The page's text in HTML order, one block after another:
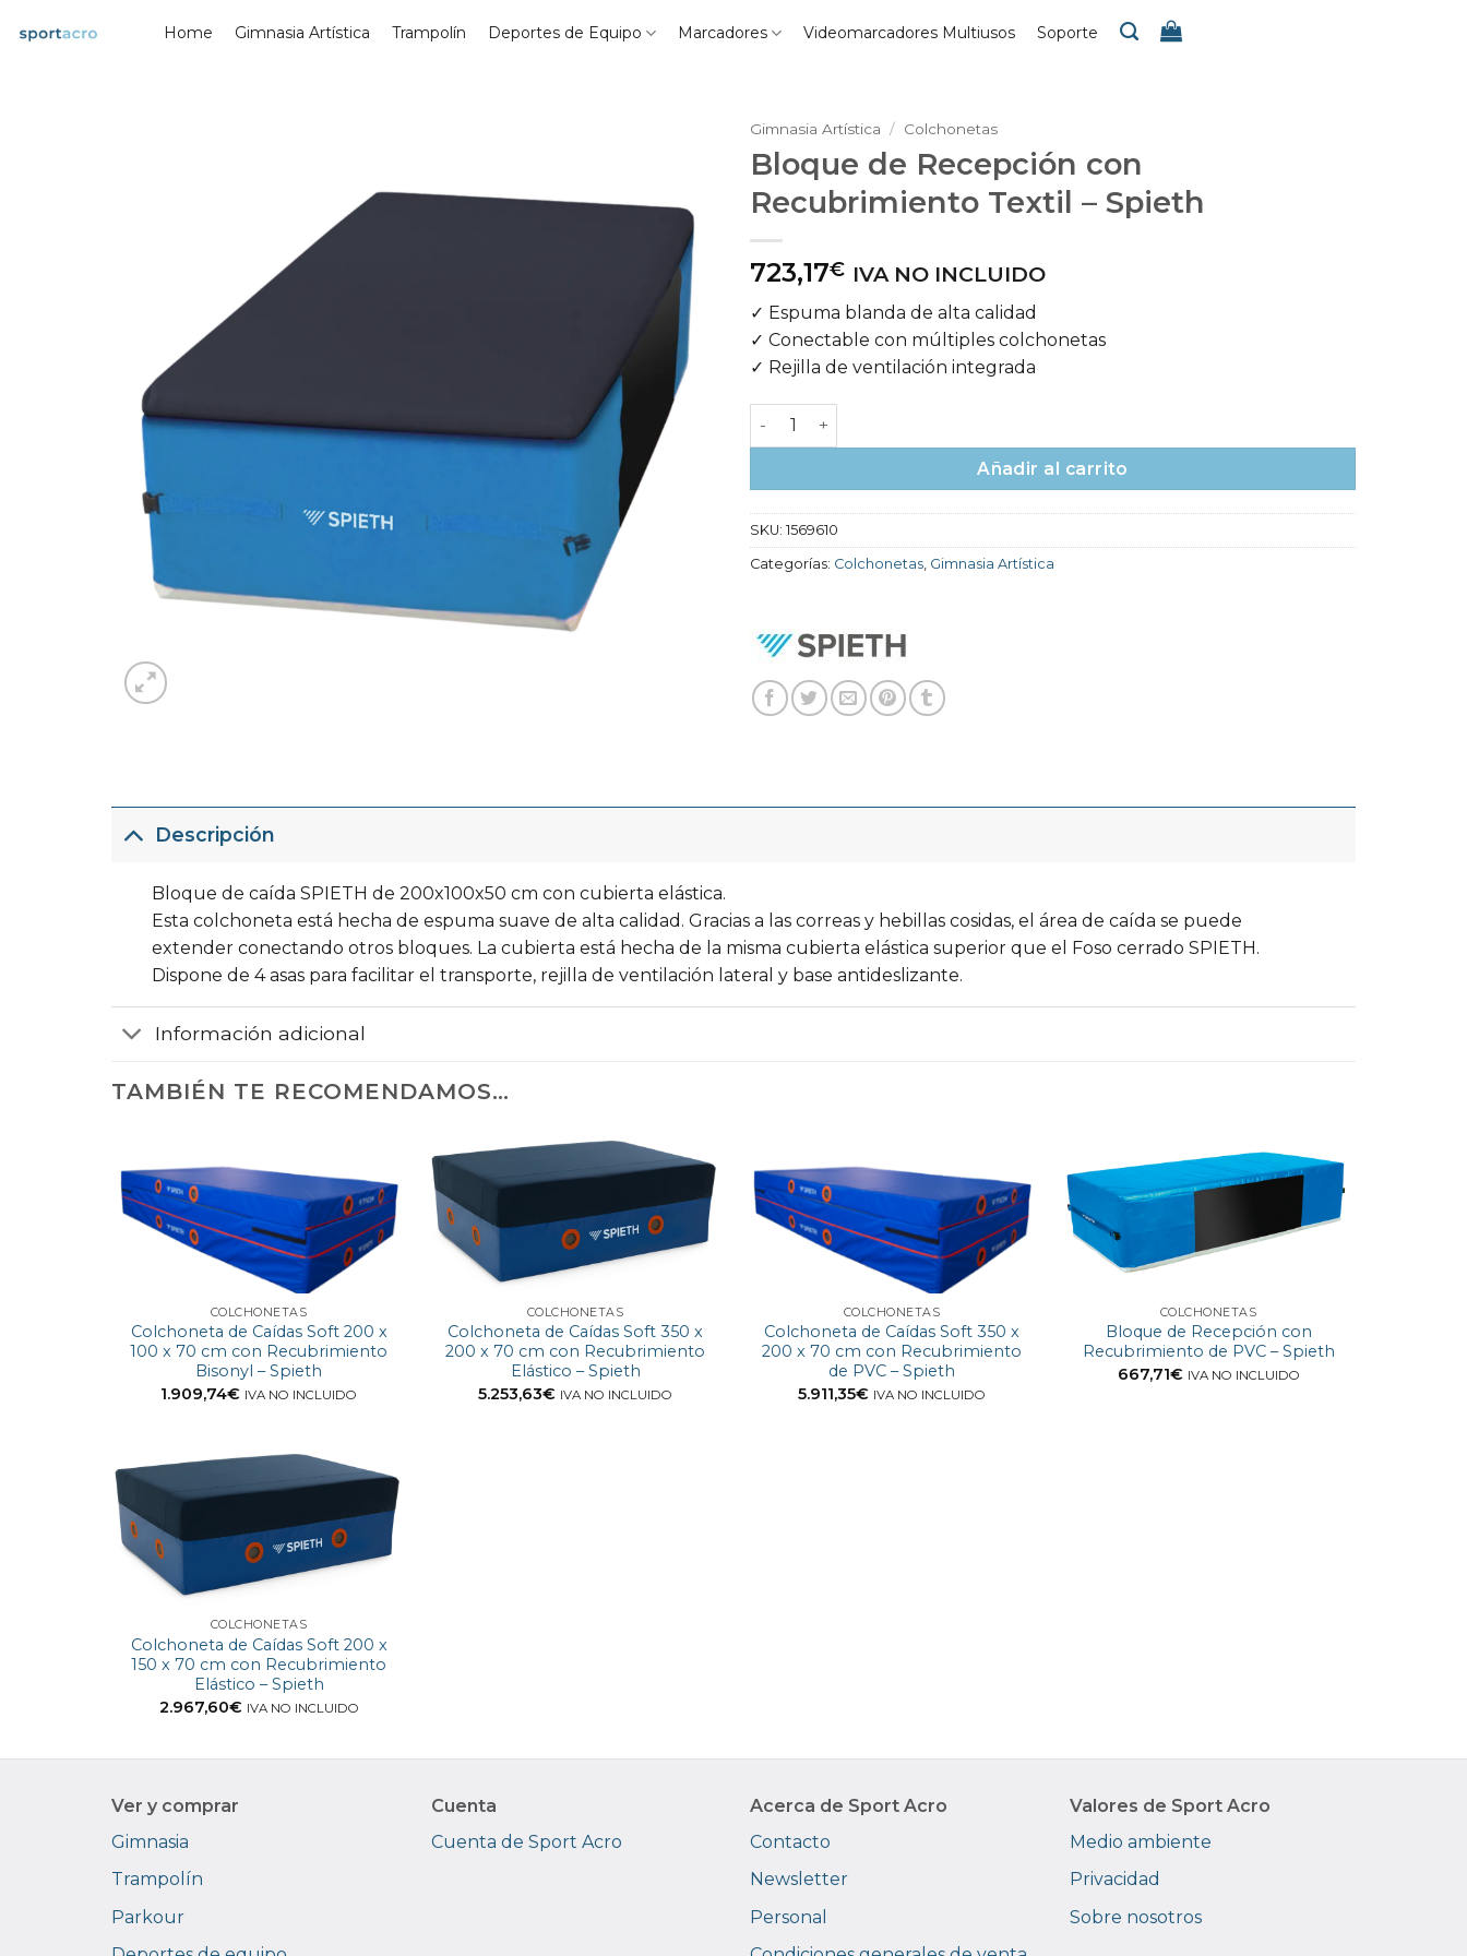
Home Gimnasia Artística Trampolín Deportes de Equipo Marcadores Videomarcadores Multiusos Soporte
Gimnasia Artística / Colchonetas
Bloque de Recepción con
Recubrimiento Textil – Spieth
723,17€ IVA NO INCLUIDO
✓ Espuma blanda de alta calidad
✓ Conectable con múltiples colchonetas
✓ Rejilla de ventilación integrada
Bloque de Recepción con Recubrimiento Textil – Spieth cantidad
Añadir al carrito
SKU: 1569610
Categorías: Colchonetas Gimnasia Artística
Descripción
Bloque de caída SPIETH de 200x100x50 cm con cubierta elástica.
Esta colchoneta está hecha de espuma suave de alta calidad. Gracias a las correas y hebillas cosidas, el área de caída se puede
extender conectando otros bloques. La cubierta está hecha de la misma cubierta elástica superior que el Foso cerrado SPIETH.
Dispone de 4 asas para facilitar el transporte, rejilla de ventilación lateral y base antideslizante.
Información adicional
TAMBIÉN TE RECOMENDAMOS…
COLCHONETAS
Colchoneta de Caídas Soft 200 x
100 x 70 cm con Recubrimiento
Bisonyl – Spieth
1.909,74€ IVA NO INCLUIDO
COLCHONETAS
Colchoneta de Caídas Soft 350 x
200 x 70 cm con Recubrimiento
Elástico – Spieth
5.253,63€ IVA NO INCLUIDO
COLCHONETAS
Colchoneta de Caídas Soft 350 x
200 x 70 cm con Recubrimiento
de PVC – Spieth
5.911,35€ IVA NO INCLUIDO
COLCHONETAS
Bloque de Recepción con
Recubrimiento de PVC – Spieth
667,71€ IVA NO INCLUIDO
COLCHONETAS
Colchoneta de Caídas Soft 200 x
150 x 70 cm con Recubrimiento
Elástico – Spieth
2.967,60€ IVA NO INCLUIDO
Ver y comprar
Gimnasia
Trampolín
Parkour
Cuenta
Cuenta de Sport Acro
Acerca de Sport Acro
Contacto
Newsletter
Personal
Valores de Sport Acro
Medio ambiente
Privacidad
Sobre nosotros